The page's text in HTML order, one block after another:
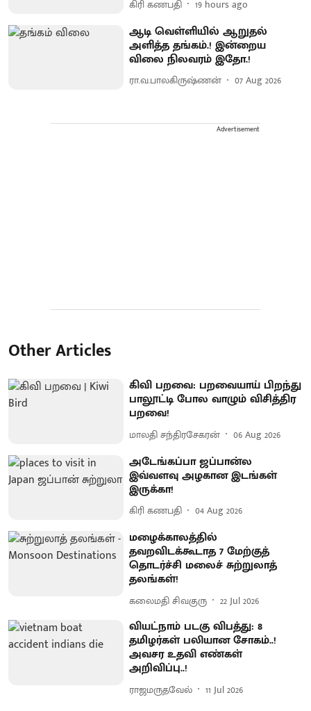
கிரி கணபதி 19 hours ago
ஆடி வெள்ளியில் ஆறுதல்
அளித்த தங்கம்.! இன்றைய
விலை நிலவரம் இதோ.!
ரா.வ.பாலகிருஷ்ணன் 07 Aug 2026
Advertisement
Other Articles
கிவி பறவை: பறவையாய் பிறந்து
பாலூட்டி போல வாழும் விசித்திர
பறவை!
மாலதி சந்திரசேகரன் 06 Aug 2026
அடேங்கப்பா ஜப்பான்ல
இவ்வளவு அழகான இடங்கள்
இருக்கா!
கிரி கணபதி 04 Aug 2026
மழைக்காலத்தில்
தவறவிடக்கூடாத 7 மேற்குத்
தொடர்ச்சி மலைச் சுற்றுலாத்
தலங்கள்!
கலைமதி சிவகுரு 22 Jul 2026
வியட்நாம் படகு விபத்து: 8
தமிழர்கள் பலியான சோகம்..!
அவசர உதவி எண்கள்
அறிவிப்பு..!
ராஜமருதவேல் 11 Jul 2026